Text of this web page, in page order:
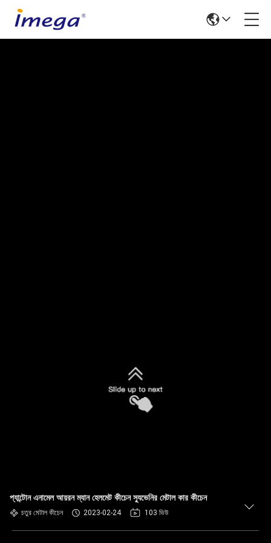
প্যান্টোন এনামেল আয়রন ম্যান হেলমেট কীচেন স্যুভেনির মেটাল কার কীচেন
চতুর মেটাল কীচেন 2023-02-24 103 ভিউ